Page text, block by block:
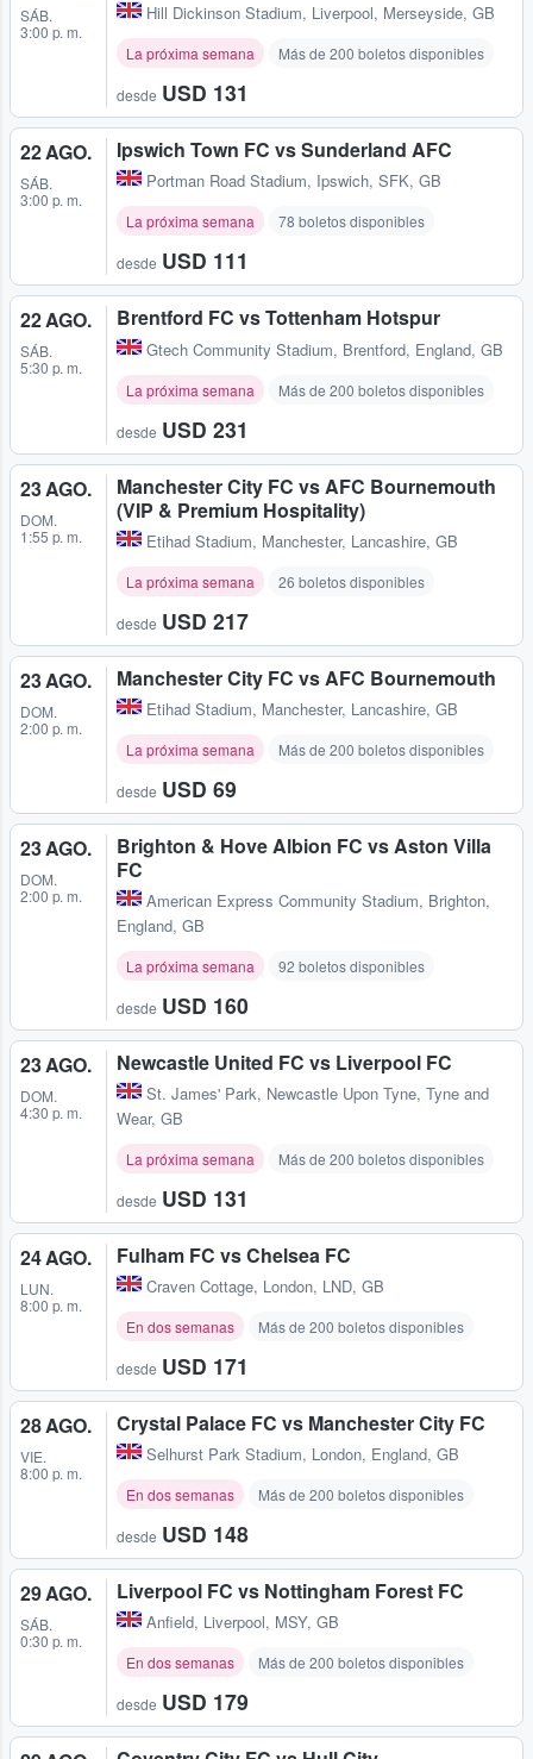
SÁB.
3:00 p. m.
Hill Dickinson Stadium, Liverpool, Merseyside, GB
La próxima semana Más de 200 boletos disponibles
desde USD 131
22 AGO.
SÁB.
3:00 p. m.
Ipswich Town FC vs Sunderland AFC
Portman Road Stadium, Ipswich, SFK, GB
La próxima semana 78 boletos disponibles
desde USD 111
22 AGO.
SÁB.
5:30 p. m.
Brentford FC vs Tottenham Hotspur
Gtech Community Stadium, Brentford, England, GB
La próxima semana Más de 200 boletos disponibles
desde USD 231
23 AGO.
DOM.
1:55 p. m.
Manchester City FC vs AFC Bournemouth
(VIP & Premium Hospitality)
Etihad Stadium, Manchester, Lancashire, GB
La próxima semana 26 boletos disponibles
desde USD 217
23 AGO.
DOM.
2:00 p. m.
Manchester City FC vs AFC Bournemouth
Etihad Stadium, Manchester, Lancashire, GB
La próxima semana Más de 200 boletos disponibles
desde USD 69
23 AGO.
DOM.
2:00 p. m.
Brighton & Hove Albion FC vs Aston Villa
FC
American Express Community Stadium, Brighton,
England, GB
La próxima semana 92 boletos disponibles
desde USD 160
23 AGO.
DOM.
4:30 p. m.
Newcastle United FC vs Liverpool FC
St. James' Park, Newcastle Upon Tyne, Tyne and
Wear, GB
La próxima semana Más de 200 boletos disponibles
desde USD 131
24 AGO.
LUN.
8:00 p. m.
Fulham FC vs Chelsea FC
Craven Cottage, London, LND, GB
En dos semanas Más de 200 boletos disponibles
desde USD 171
28 AGO.
VIE.
8:00 p. m.
Crystal Palace FC vs Manchester City FC
Selhurst Park Stadium, London, England, GB
En dos semanas Más de 200 boletos disponibles
desde USD 148
29 AGO.
SÁB.
0:30 p. m.
Liverpool FC vs Nottingham Forest FC
Anfield, Liverpool, MSY, GB
En dos semanas Más de 200 boletos disponibles
desde USD 179